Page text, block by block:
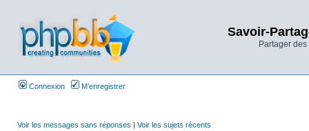
Savoir-
Partager
Connexion M’enregistrer
Voir les messages sans réponses | Voir les sujets récents